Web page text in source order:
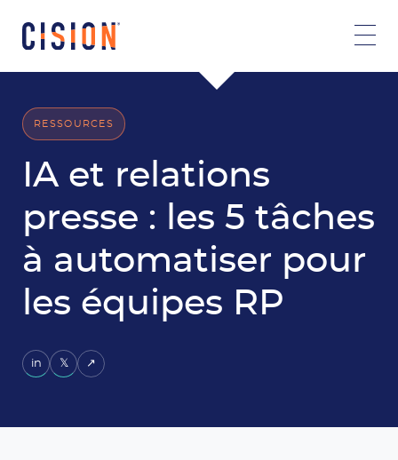
RESSOURCES
IA et relations
presse : les 5 tâches
à automatiser pour
les équipes RP
in 𝕏 ↗